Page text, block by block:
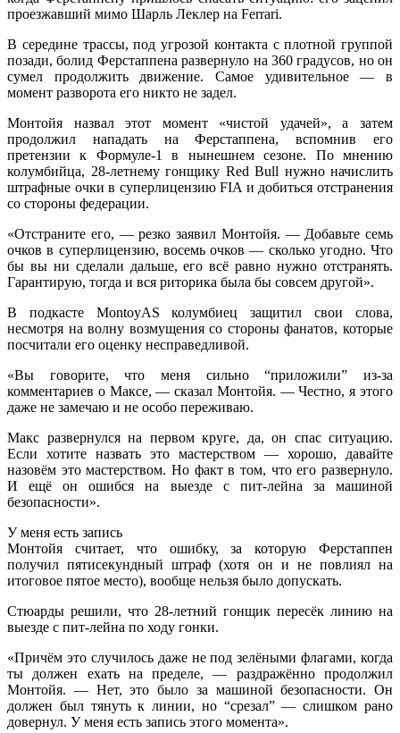
проезжавший мимо Шарль Леклер на Ferrari.
В середине трассы, под угрозой контакта с плотной группой
позади, болид Ферстаппена развернуло на 360 градусов, но он
сумел продолжить движение. Самое удивительное — в
момент разворота его никто не задел.
Монтойя назвал этот момент «чистой удачей», а затем
продолжил нападать на Ферстаппена, вспомнив его
претензии к Формуле-1 в нынешнем сезоне. По мнению
колумбийца, 28-летнему гонщику Red Bull нужно начислить
штрафные очки в суперлицензию FIA и добиться отстранения
со стороны федерации.
«Отстраните его, — резко заявил Монтойя. — Добавьте семь
очков в суперлицензию, восемь очков — сколько угодно. Что
бы вы ни сделали дальше, его всё равно нужно отстранять.
Гарантирую, тогда и вся риторика была бы совсем другой».
В подкасте MontoyAS колумбиец защитил свои слова,
несмотря на волну возмущения со стороны фанатов, которые
посчитали его оценку несправедливой.
«Вы говорите, что меня сильно “приложили” из‑за
комментариев о Максе, — сказал Монтойя. — Честно, я этого
даже не замечаю и не особо переживаю.
Макс развернулся на первом круге, да, он спас ситуацию.
Если хотите назвать это мастерством — хорошо, давайте
назовём это мастерством. Но факт в том, что его развернуло.
И ещё он ошибся на выезде с пит-лейна за машиной
безопасности».
У меня есть запись
Монтойя считает, что ошибку, за которую Ферстаппен
получил пятисекундный штраф (хотя он и не повлиял на
итоговое пятое место), вообще нельзя было допускать.
Стюарды решили, что 28-летний гонщик пересёк линию на
выезде с пит-лейна по ходу гонки.
«Причём это случилось даже не под зелёными флагами, когда
ты должен ехать на пределе, — раздражённо продолжил
Монтойя. — Нет, это было за машиной безопасности. Он
должен был тянуть к линии, но “срезал” — слишком рано
довернул. У меня есть запись этого момента».